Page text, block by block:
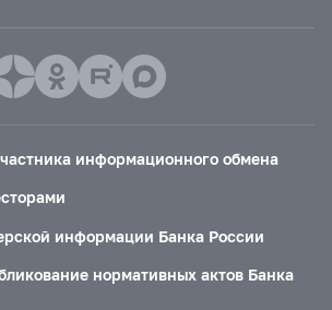
информационного обмена
информации Банка России
нормативных актов Банка